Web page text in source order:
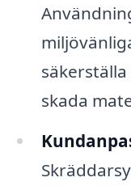
skada